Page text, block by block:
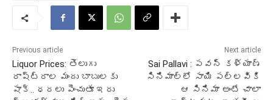
Previous article
Liquor Prices: తెలుగు
రాష్ట్రాల మందు బాబులకు
షాక్‌.. ధరలు పెంచుతూ ఇరు
Next article
Sai Pallavi : పవన్ కళ్యాణ్
సినిమాల్లో సాయి పల్లవికి
ఆ సినిమా అంటే చాలా